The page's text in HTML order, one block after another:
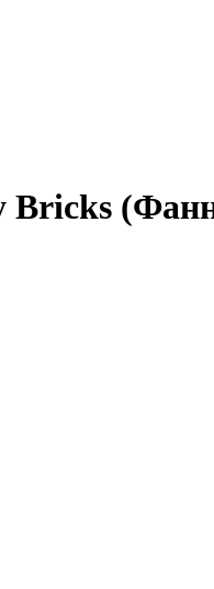
Bricks